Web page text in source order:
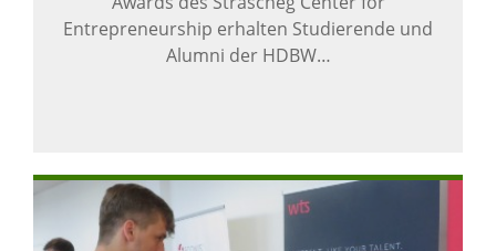
Entrepreneurship erhalten Studierende und
Alumni der HDBW…